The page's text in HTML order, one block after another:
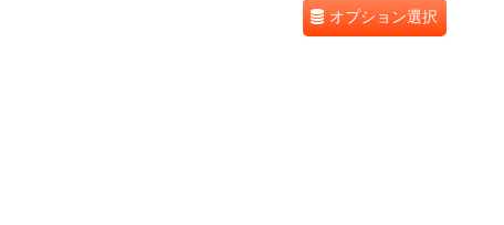
オプション選択